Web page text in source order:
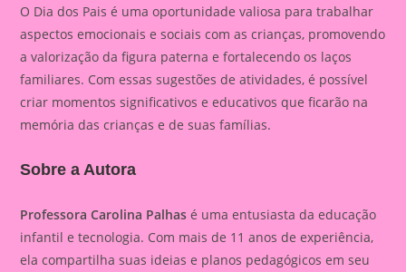
O Dia dos Pais é uma oportunidade valiosa para trabalhar
aspectos emocionais e sociais com as crianças, promovendo
a valorização da figura paterna e fortalecendo os laços
familiares. Com essas sugestões de atividades, é possível
criar momentos significativos e educativos que ficarão na
memória das crianças e de suas famílias.
Sobre a Autora
Professora Carolina Palhas é uma entusiasta da educação
infantil e tecnologia. Com mais de 11 anos de experiência,
ela compartilha suas ideias e planos pedagógicos em seu